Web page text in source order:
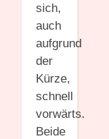
sich,
auch
aufgrund
der
Kürze,
schnell
vorwärts.
Beide